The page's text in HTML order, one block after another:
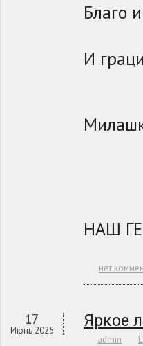
Благо
И
НАШ
нет
17
Июнь 2025
Яркое
admin